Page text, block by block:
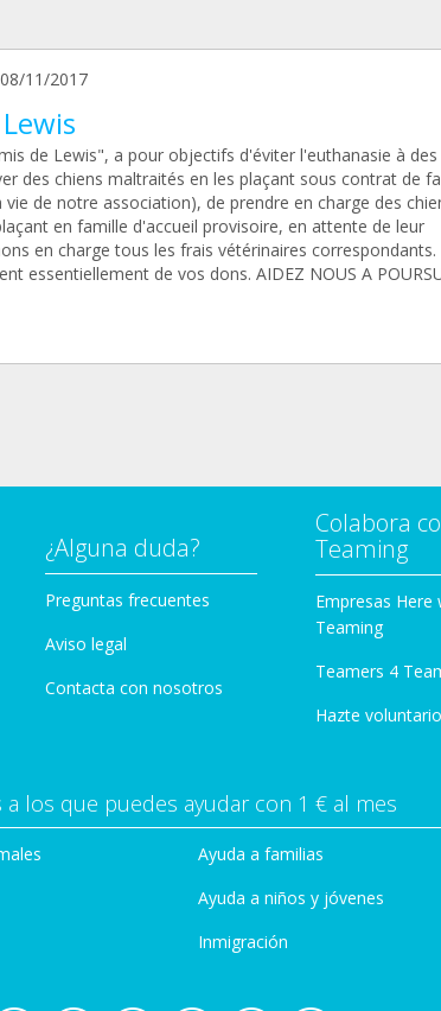
08/11/2017
de Lewis", a pour objectifs d'éviter l'euthanasie à des
des chiens maltraités en les plaçant sous contrat de
vie de notre association), de prendre en charge des
en famille d'accueil provisoire, en attente de leur
en charge tous les frais vétérinaires correspondants.
essentiellement de vos dons. AIDEZ NOUS A
¿Alguna duda?
Preguntas frecuentes
Aviso legal
Contacta con nosotros
Colabora
Teaming
Empresas Here
Teaming
Teamers 4
Hazte voluntario
a los que puedes ayudar con 1 € al mes
Ayuda a familias
Ayuda a niños y jóvenes
Inmigración